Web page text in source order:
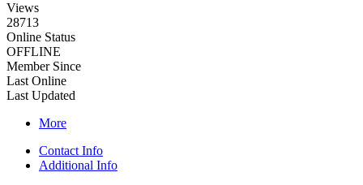
Views
28713
Online Status
OFFLINE
Member Since
Last Online
Last Updated
More
Contact Info
Additional Info